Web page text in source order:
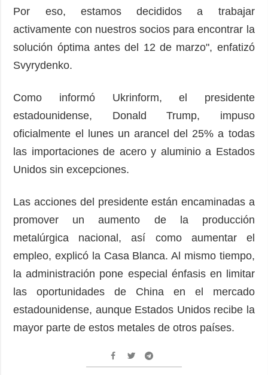
Por eso, estamos decididos a trabajar
activamente con nuestros socios para encontrar la
solución óptima antes del 12 de marzo", enfatizó
Svyrydenko.
Como informó Ukrinform, el presidente
estadounidense, Donald Trump, impuso
oficialmente el lunes un arancel del 25% a todas
las importaciones de acero y aluminio a Estados
Unidos sin excepciones.
Las acciones del presidente están encaminadas a
promover un aumento de la producción
metalúrgica nacional, así como aumentar el
empleo, explicó la Casa Blanca. Al mismo tiempo,
la administración pone especial énfasis en limitar
las oportunidades de China en el mercado
estadounidense, aunque Estados Unidos recibe la
mayor parte de estos metales de otros países.